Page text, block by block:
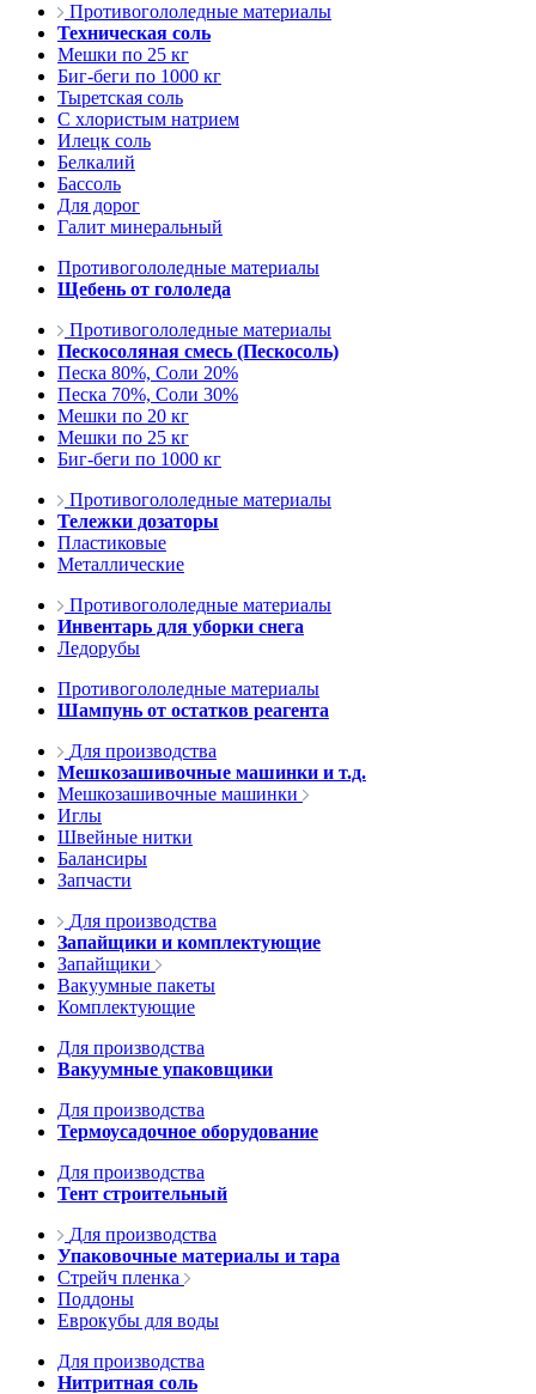
Противогололедные материалы
Техническая соль
Мешки по 25 кг
Биг-беги по 1000 кг
Тыретская соль
С хлористым натрием
Илецк соль
Белкалий
Бассоль
Для дорог
Галит минеральный
Противогололедные материалы
Щебень от гололеда
Противогололедные материалы
Пескосоляная смесь (Пескосоль)
Песка 80%, Соли 20%
Песка 70%, Соли 30%
Мешки по 20 кг
Мешки по 25 кг
Биг-беги по 1000 кг
Противогололедные материалы
Тележки дозаторы
Пластиковые
Металлические
Противогололедные материалы
Инвентарь для уборки снега
Ледорубы
Противогололедные материалы
Шампунь от остатков реагента
Для производства
Мешкозашивочные машинки и т.д.
Мешкозашивочные машинки
Иглы
Швейные нитки
Балансиры
Запчасти
Для производства
Запайщики и комплектующие
Запайщики
Вакуумные пакеты
Комплектующие
Для производства
Вакуумные упаковщики
Для производства
Термоусадочное оборудование
Для производства
Тент строительный
Для производства
Упаковочные материалы и тара
Стрейч пленка
Поддоны
Еврокубы для воды
Для производства
Нитритная соль